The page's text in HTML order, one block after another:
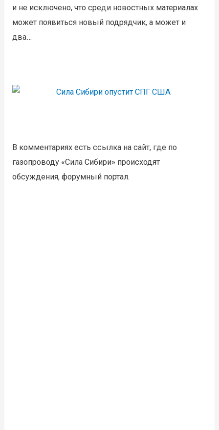
и не исключено, что среди новостных материалах
может появиться новый подрядчик, а может и
два…
В комментариях есть ссылка на сайт, где по
газопроводу «Сила Сибири» происходят
обсуждения, форумный портал.